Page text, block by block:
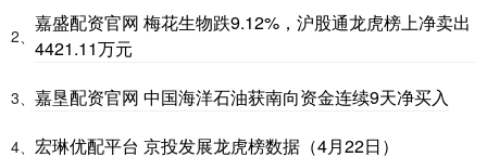
2、
嘉盛配资官网 梅花生物跌9.12%，沪股通龙虎榜上净卖出
4421.11万元
3、 嘉垦配资官网 中国海洋石油获南向资金连续9天净买入
4、 宏琳优配平台 京投发展龙虎榜数据（4月22日）